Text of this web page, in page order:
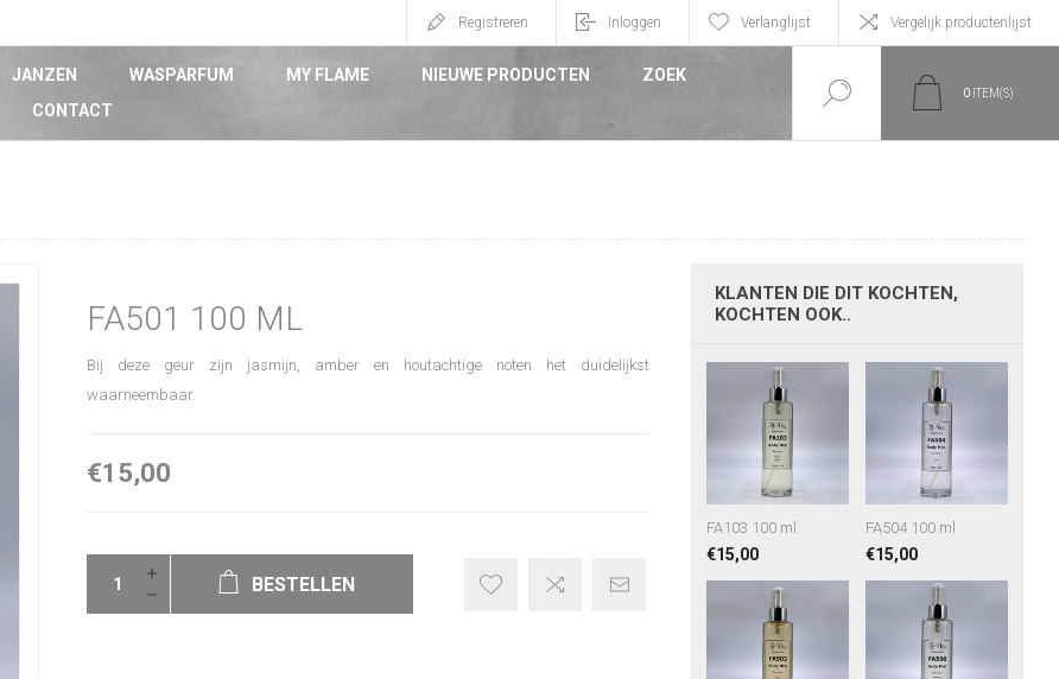
Registreren Inloggen Verlanglijst Vergelijk productenlijst
JANZEN WASPARFUM MY FLAME NIEUWE PRODUCTEN
ZOEK
CONTACT
0 ITEM(S)
FA501 100 ML
Bij deze geur zijn jasmijn, amber en houtachtige noten het duidelijkst
waarneembaar.
€15,00
BESTELLEN
KLANTEN DIE DIT KOCHTEN,
KOCHTEN OOK..
FA103 100 ml
€15,00
FA504 100 ml
€15,00